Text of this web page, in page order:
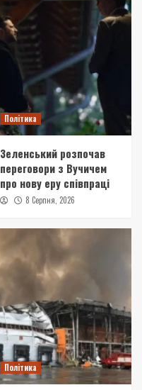
Політика
Зеленський розпочав
переговори з Вучичем
про нову еру співпраці
8 Серпня, 2026
Політика